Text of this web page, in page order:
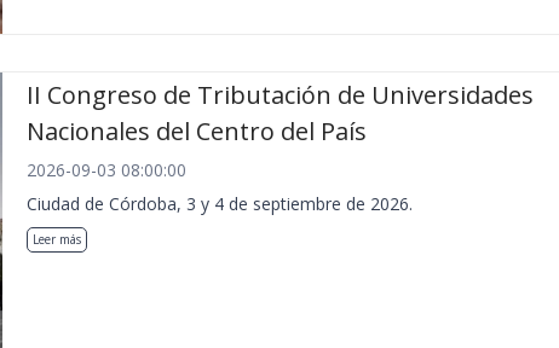
II Congreso de Tributación de Universidades
Nacionales del Centro del País
2026-09-03 08:00:00
Ciudad de Córdoba, 3 y 4 de septiembre de 2026.
Leer más